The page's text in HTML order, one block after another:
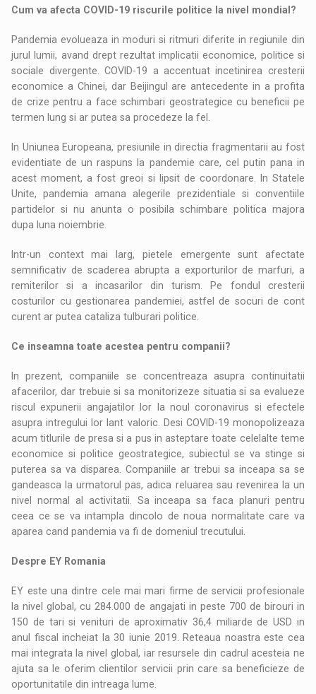
Cum va afecta COVID-19 riscurile politice la nivel mondial?
Pandemia evolueaza in moduri si ritmuri diferite in regiunile din
jurul lumii, avand drept rezultat implicatii economice, politice si
sociale divergente. COVID-19 a accentuat incetinirea cresterii
economice a Chinei, dar Beijingul are antecedente in a profita
de crize pentru a face schimbari geostrategice cu beneficii pe
termen lung si ar putea sa procedeze la fel.
In Uniunea Europeana, presiunile in directia fragmentarii au fost
evidentiate de un raspuns la pandemie care, cel putin pana in
acest moment, a fost greoi si lipsit de coordonare. In Statele
Unite, pandemia amana alegerile prezidentiale si conventiile
partidelor si nu anunta o posibila schimbare politica majora
dupa luna noiembrie.
Intr-un context mai larg, pietele emergente sunt afectate
semnificativ de scaderea abrupta a exporturilor de marfuri, a
remiterilor si a incasarilor din turism. Pe fondul cresterii
costurilor cu gestionarea pandemiei, astfel de socuri de cont
curent ar putea cataliza tulburari politice.
Ce inseamna toate acestea pentru companii?
In prezent, companiile se concentreaza asupra continuitatii
afacerilor, dar trebuie si sa monitorizeze situatia si sa evalueze
riscul expunerii angajatilor lor la noul coronavirus si efectele
asupra intregului lor lant valoric. Desi COVID-19 monopolizeaza
acum titlurile de presa si a pus in asteptare toate celelalte teme
economice si politice geostrategice, subiectul se va stinge si
puterea sa va disparea. Companiile ar trebui sa inceapa sa se
gandeasca la urmatorul pas, adica reluarea sau revenirea la un
nivel normal al activitatii. Sa inceapa sa faca planuri pentru
ceea ce se va intampla dincolo de noua normalitate care va
aparea cand pandemia va fi de domeniul trecutului.
Despre EY Romania
EY este una dintre cele mai mari firme de servicii profesionale
la nivel global, cu 284.000 de angajati in peste 700 de birouri in
150 de tari si venituri de aproximativ 36,4 miliarde de USD in
anul fiscal incheiat la 30 iunie 2019. Reteaua noastra este cea
mai integrata la nivel global, iar resursele din cadrul acesteia ne
ajuta sa le oferim clientilor servicii prin care sa beneficieze de
oportunitatile din intreaga lume.